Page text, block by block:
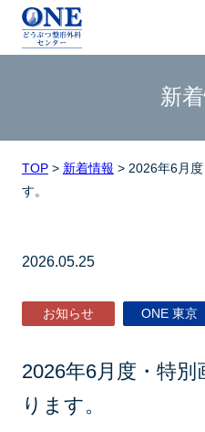
新
TOP> 新着情報 > 2026年6月
す。
2026.05.25
お知らせ ONE 東京
2026年6月度・特
ります。